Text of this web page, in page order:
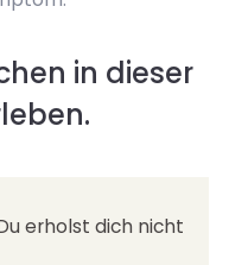
in dieser
erholst dich nicht